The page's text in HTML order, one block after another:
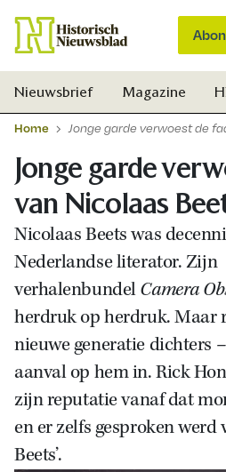
Nieuwsbrief Magazine
Home Jonge garde verwoest de
Jonge garde
van Nicolaas
Nicolaas Beets was
Nederlandse literator. Zijn
verhalenbundelCamera
herdruk op herdruk. Maar
nieuwe generatie dichters
aanval op hem in. Rick
zijn reputatie vanaf dat
en er zelfs gesproken werd
Beets’.